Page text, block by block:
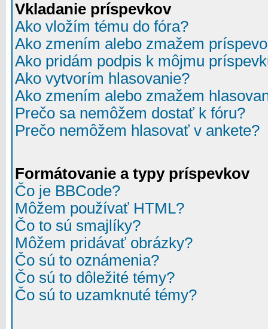
Vkladanie príspevkov
Ako vložím tému do fóra?
Ako zmením alebo zmažem
Ako pridám podpis k môjmu
Ako vytvorím hlasovanie?
Ako zmením alebo zmažem
Prečo sa nemôžem dostať k fóru?
Prečo nemôžem hlasovať v ankete?
Formátovanie a typy príspevkov
Čo je BBCode?
Môžem používať HTML?
Čo to sú smajlíky?
Môžem pridávať obrázky?
Čo sú to oznámenia?
Čo sú to dôležité témy?
Čo sú to uzamknuté témy?